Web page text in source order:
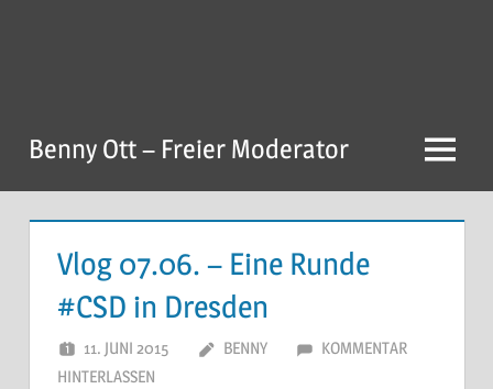
Benny Ott – Freier Moderator Menu
Vlog 07.06. – Eine Runde
#CSD in Dresden
11. JUNI 2015 BENNY
KOMMENTAR
HINTERLASSEN